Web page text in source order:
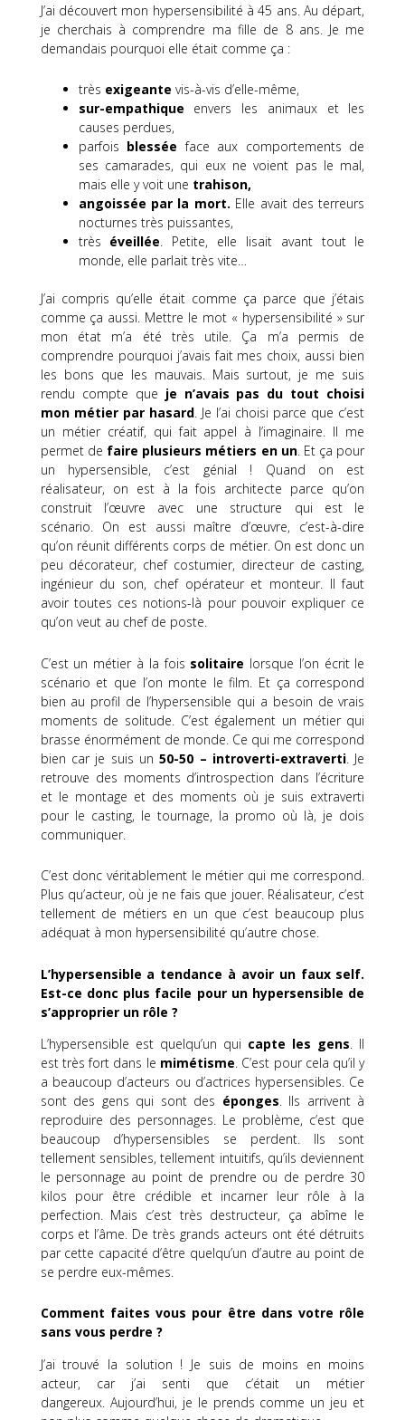
J’ai découvert mon hypersensibilité à 45 ans. Au départ,
je cherchais à comprendre ma fille de 8 ans.
Je me
demandais pourquoi elle était comme ça :
très exigeante vis-à-vis d’elle-même,
sur-empathique envers les animaux et les
causes perdues,
parfois blessée face aux comportements de
ses camarades, qui eux ne voient pas le mal,
mais elle y voit une trahison,
angoissée par la mort. Elle avait des terreurs
nocturnes très puissantes,
très éveillée. Petite, elle lisait avant tout le
monde, elle parlait très vite…
J’ai compris qu’elle était comme ça parce que j’étais
comme ça aussi. Mettre le mot « hypersensibilité » sur
mon état m’a été très utile. Ça m’a permis de
comprendre pourquoi j’avais fait mes choix, aussi bien
les bons que les mauvais.Mais surtout, je me suis
rendu compte que je n’avais pas du tout choisi
mon métier par hasard.Je l’ai choisi parce que c’est
un métier créatif, qui fait appel à l’imaginaire. Il me
permet de faire plusieurs métiers en un.Et ça pour
un hypersensible, c’est génial ! Quand on est
réalisateur, on est à la fois architecte parce qu’on
construit l’œuvre avec une structure qui est le
scénario. On est aussi maître d’œuvre, c’est-à-dire
qu’on réunit différents corps de métier. On est donc un
peu décorateur, chef costumier, directeur de casting,
ingénieur du son, chef opérateur et monteur. Il faut
avoir toutes ces notions-là pour pouvoir expliquer ce
qu’on veut au chef de poste.
C’est un métier à la fois solitaire lorsque l’on écrit le
scénario et que l’on monte le film. Et ça correspond
bien au profil de l’hypersensible qui a besoin de vrais
moments de solitude. C’est également un métier qui
brasse énormément de monde. Ce qui me correspond
bien car je suis un50-50 – introverti-extraverti . Je
retrouve des moments d’introspection dans l’écriture
et le montage et des moments où je suis extraverti
pour le casting, le tournage, la promo où là, je dois
communiquer.
C’est donc véritablement le métier qui me correspond.
Plus qu’acteur, où je ne fais que jouer. Réalisateur, c’est
tellement de métiers en un que c’est beaucoup plus
adéquat à mon hypersensibilité qu’autre chose.
L’hypersensible a tendance à avoir un faux self.
Est-ce donc plus facile pour un hypersensible de
s’approprier un rôle ?
L’hypersensible est quelqu’un qui capte les gens. Il
est très fort dans le mimétisme. C’est pour cela qu’il y
a beaucoup d’acteurs ou d’actrices hypersensibles. Ce
sont des gens qui sont des éponges.Ils arrivent à
reproduire des personnages.Le problème, c’est que
beaucoup d’hypersensibles se perdent.Ils sont
tellement sensibles, tellement intuitifs, qu’ils deviennent
le personnage au point de prendre ou de perdre 30
kilos pour être crédible et incarner leur rôle à la
perfection.Mais c’est très destructeur, ça abîme le
corps et l’âme. De très grands acteurs ont été détruits
par cette capacité d’être quelqu’un d’autre au point de
se perdre eux-mêmes.
Comment faites vous pour être dans votre rôle
sans vous perdre ?
J’ai trouvé la solution ! Je suis de moins en moins
acteur, car j’ai senti que c’était un métier
dangereux. Aujourd’hui, je le prends comme un jeu et